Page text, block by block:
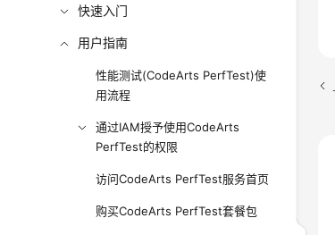
快速入门
用户指南
性能测试(CodeArts PerfTest)使
用流程
通过IAM授予使用CodeArts
PerfTest的权限
访问CodeArts PerfTest服务首页
购买CodeArts PerfTest套餐包